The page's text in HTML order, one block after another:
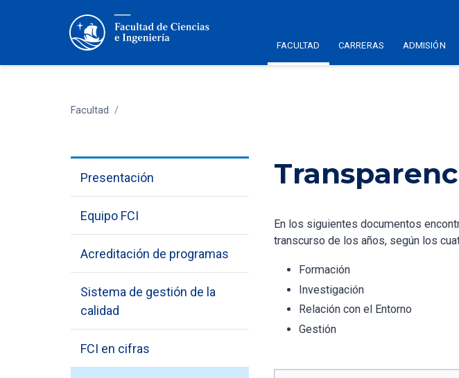
FACULTAD CARRERAS ADMISIÓN
Facultad /
Presentación
Equipo FCI
Acreditación de programas
Sistema de gestión de la
calidad
FCI en cifras
En los siguientes documentos
transcurso de los años, según los
Formación
Investigación
Relación con el Entorno
Gestión